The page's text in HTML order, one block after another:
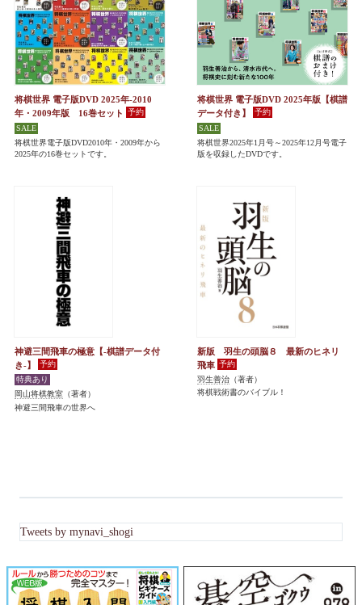
将棋世界 電子版DVD 2025年-2010
年・2009年版 16巻セット
将棋世界電子版DVD2010年・2009年から
2025年の16巻セットです。
将棋世界 電子版DVD 2025年版【棋譜
データ付き】
将棋世界2025年1月号～2025年12月号電子
版を収録したDVDです。
神避三間飛車の極意【-棋譜データ付
き-】
岡山将棋教室 （著者）
神避三間飛車の世界へ
新版 羽生の頭脳８ 最新のヒネリ
飛車
羽生善治 （著者）
将棋戦術書のバイブル！
Tweets by mynavi_shogi